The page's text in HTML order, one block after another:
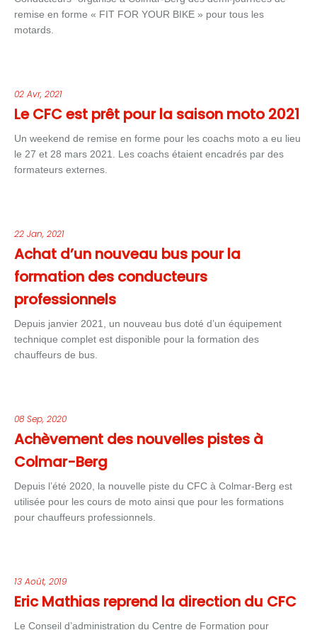
remise en forme « FIT FOR YOUR BIKE » pour tous les
motards.
02 Avr, 2021
Le CFC est prêt pour la saison moto 2021
Un weekend de remise en forme pour les coachs moto a eu lieu
le 27 et 28 mars 2021. Les coachs étaient encadrés par des
formateurs externes.
22 Jan, 2021
Achat d’un nouveau bus pour la
formation des conducteurs
professionnels
Depuis janvier 2021, un nouveau bus doté d’un équipement
technique complet est disponible pour la formation des
chauffeurs de bus.
08 Sep, 2020
Achèvement des nouvelles pistes à
Colmar-Berg
Depuis l’été 2020, la nouvelle piste du CFC à Colmar-Berg est
utilisée pour les cours de moto ainsi que pour les formations
pour chauffeurs professionnels.
13 Août, 2019
Eric Mathias reprend la direction du CFC
Le Conseil d’administration du Centre de Formation pour